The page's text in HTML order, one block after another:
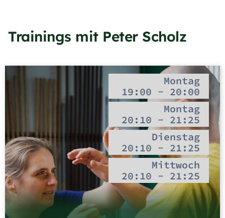
Trainings mit Peter Scholz
Montag
19:00 - 20:00
Montag
20:10 - 21:25
Dienstag
20:10 - 21:25
Mittwoch
20:10 - 21:25